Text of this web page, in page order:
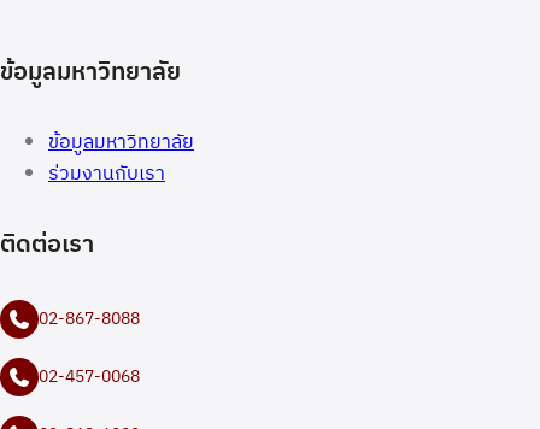
ข้อมูลมหาวิทยาลัย
ข้อมูลมหาวิทยาลัย
ร่วมงานกับเรา
ติดต่อเรา
02-867-8088
02-457-0068